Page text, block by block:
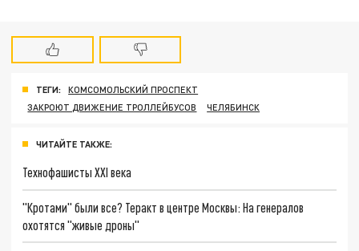
ТЕГИ:
КОМСОМОЛЬСКИЙ ПРОСПЕКТ
ЗАКРОЮТ ДВИЖЕНИЕ ТРОЛЛЕЙБУСОВ
ЧЕЛЯБИНСК
ЧИТАЙТЕ ТАКЖЕ:
Технофашисты XXI века
"Кротами" были все? Теракт в центре Москвы: На генералов
охотятся "живые дроны"